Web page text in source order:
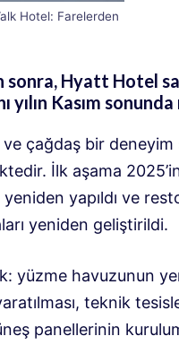
Hotel: Farelerden
Hyatt Hotel
Kasım sonunda
çağdaş bir deneyim
İlk aşama 2025’in
yapıldı ve
yeniden geliştirildi.
yüzme havuzunun
teknik
panellerinin